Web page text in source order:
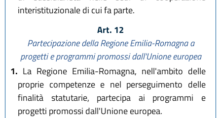
interistituzionale di cui fa parte.
Art. 12
Partecipazione della Regione Emilia-Romagna a
progetti e programmi promossi dall'Unione europea
1. La Regione Emilia-Romagna, nell'ambito delle
proprie competenze e nel perseguimento delle
finalità statutarie, partecipa ai programmi e
progetti promossi dall'Unione europea.